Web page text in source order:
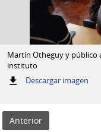
Martín Otheguy y público
instituto
Descargar imagen:
Anterior